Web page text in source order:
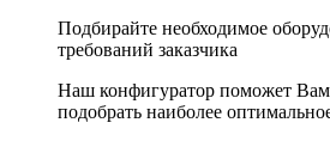
Подбирайте необходимое
требований заказчика
Наш конфигуратор поможет Вам
подобрать наиболее